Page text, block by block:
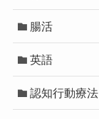
腸活
英語
認知行動療法